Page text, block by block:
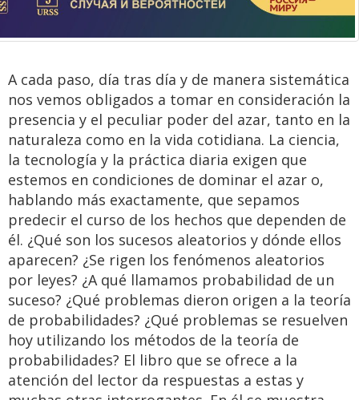
A cada paso, día tras día y de manera sistemática
nos vemos obligados a tomar en consideración la
presencia y el peculiar poder del azar, tanto en la
naturaleza como en la vida cotidiana. La ciencia,
la tecnología y la práctica diaria exigen que
estemos en condiciones de dominar el azar o,
hablando más exactamente, que sepamos
predecir el curso de los hechos que dependen de
él. ¿Qué son los sucesos aleatorios y dónde ellos
aparecen? ¿Se rigen los fenómenos aleatorios
por leyes? ¿A qué llamamos probabilidad de un
suceso? ¿Qué problemas dieron origen a la teoría
de probabilidades? ¿Qué problemas se resuelven
hoy utilizando los métodos de la teoría de
probabilidades? El libro que se ofrece a la
atención del lector da respuestas a estas y